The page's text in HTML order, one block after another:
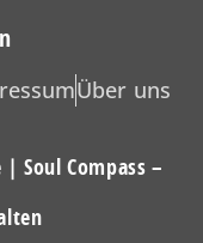
Über uns
Soul Compass –